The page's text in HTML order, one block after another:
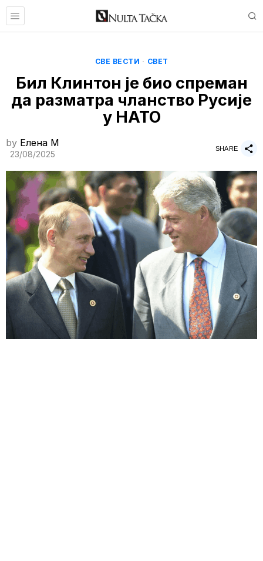
СВЕ ВЕСТИ · СВЕТ
Бил Клинтон је био спреман
да разматра чланство Русије
у НАТО
by Елена M
23/08/2025
SHARE